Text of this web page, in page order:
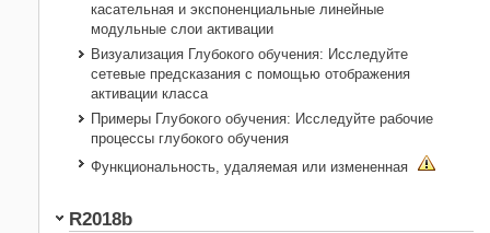
касательная и экспоненциальные линейные
модульные слои активации
Визуализация Глубокого обучения: Исследуйте
сетевые предсказания с помощью отображения
активации класса
Примеры Глубокого обучения: Исследуйте рабочие
процессы глубокого обучения
Функциональность, удаляемая или измененная
R2018b